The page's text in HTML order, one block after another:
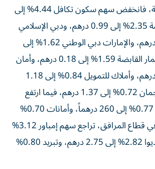
أما في قطاع المالية، فانخفض سهم سكون تكافل 4.44% إلى
1.29 درهم، وسلامة 2.35% إلى 0.99 درهم، ودبي الإسلامي
2.08% إلى 7.50 درهم، والإمارات دبي الوطني 1.62% إلى
31.50 درهم، والإثمار القابضة 1.59% إلى 0.18 درهم، وأمان
0.99% إلى 0.39 درهم، وأملاك للتمويل 0.84% إلى 1.18
درهم، ومصرف عجمان 0.72% إلى 1.37 درهم، فيما ارتفع
سهم بنك المشرق 0.77% إلى 260 درهماً، وأمانات 0.70%
إلى 1.43 درهم. وفي قطاع المرافق، تراجع سهم إمباور 3.12%
إلى 1.55 درهم، وديوا 2.82% إلى 2.75 درهم، وتبريد 0.80%